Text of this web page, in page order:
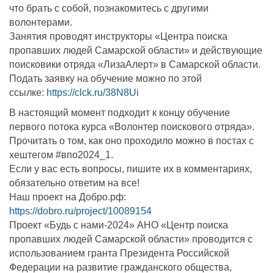
что брать с собой, познакомитесь с другими
волонтерами.
Занятия проводят инструкторы «Центра поиска
пропавших людей Самарской области» и действующие
поисковики отряда «ЛизаАлерт» в Самарской области.
Подать заявку на обучение можно по этой
ссылке: https://clck.ru/38N8Ui
В настоящий момент подходит к концу обучение
первого потока курса «Волонтер поискового отряда».
Прочитать о том, как оно проходило можно в постах с
хештегом #впо2024_1.
Если у вас есть вопросы, пишите их в комментариях,
обязательно ответим на все!
Наш проект на Добро.рф:
https://dobro.ru/project/10089154
Проект «Будь с нами-2024» АНО «Центр поиска
пропавших людей Самарской области» проводится с
использованием гранта Президента Российской
Федерации на развитие гражданского общества,